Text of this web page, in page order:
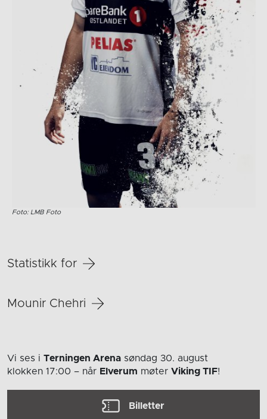
Foto: LMB Foto
Statistikk for
Mounir Chehri
Vi ses i Terningen Arena søndag 30. august
klokken 17:00 – når Elverum møter Viking TIF!
Billetter